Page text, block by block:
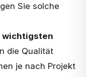
Sie solche
wichtigsten
die Qualität
je nach Projekt